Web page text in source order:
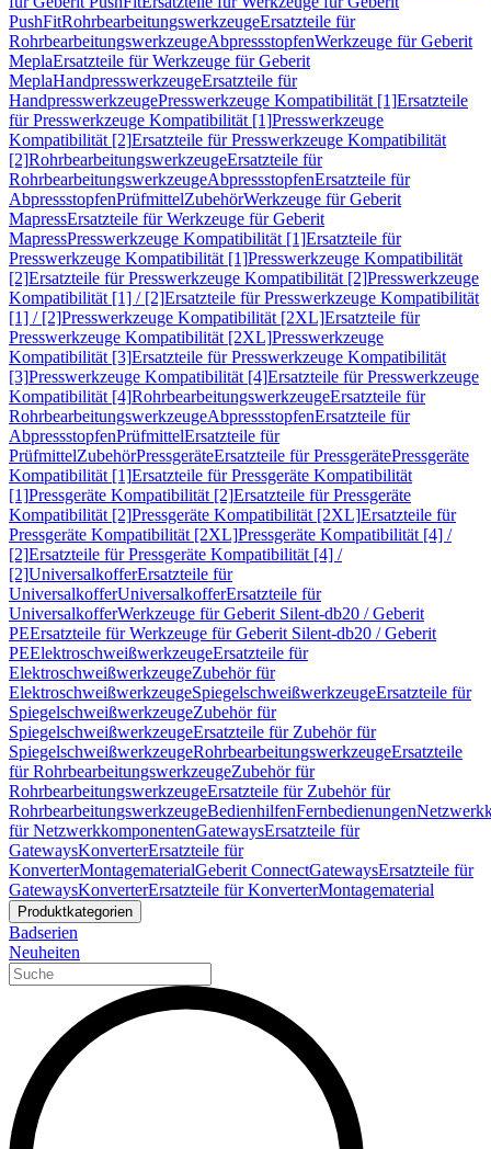
PushFitRohrbearbeitungswerkzeugeErsatzteile für
RohrbearbeitungswerkzeugeAbpressstopfenWerkzeuge für Geberit
MeplaErsatzteile für Werkzeuge für Geberit
MeplaHandpresswerkzeugeErsatzteile für
HandpresswerkzeugePresswerkzeuge Kompatibilität [1]Ersatzteile
für Presswerkzeuge Kompatibilität [1]Presswerkzeuge
Kompatibilität [2]Ersatzteile für Presswerkzeuge Kompatibilität
[2]RohrbearbeitungswerkzeugeErsatzteile für
RohrbearbeitungswerkzeugeAbpressstopfenErsatzteile für
AbpressstopfenPrüfmittelZubehörWerkzeuge für Geberit
MapressErsatzteile für Werkzeuge für Geberit
MapressPresswerkzeuge Kompatibilität [1]Ersatzteile für
Presswerkzeuge Kompatibilität [1]Presswerkzeuge Kompatibilität
[2]Ersatzteile für Presswerkzeuge Kompatibilität [2]Presswerkzeuge
Kompatibilität [1] / [2]Ersatzteile für Presswerkzeuge Kompatibilität
[1] / [2]Presswerkzeuge Kompatibilität [2XL]Ersatzteile für
Presswerkzeuge Kompatibilität [2XL]Presswerkzeuge
Kompatibilität [3]Ersatzteile für Presswerkzeuge Kompatibilität
[3]Presswerkzeuge Kompatibilität [4]Ersatzteile für Presswerkzeuge
Kompatibilität [4]RohrbearbeitungswerkzeugeErsatzteile für
RohrbearbeitungswerkzeugeAbpressstopfenErsatzteile für
AbpressstopfenPrüfmittelErsatzteile für
PrüfmittelZubehörPressgeräteErsatzteile für PressgerätePressgeräte
Kompatibilität [1]Ersatzteile für Pressgeräte Kompatibilität
[1]Pressgeräte Kompatibilität [2]Ersatzteile für Pressgeräte
Kompatibilität [2]Pressgeräte Kompatibilität [2XL]Ersatzteile für
Pressgeräte Kompatibilität [2XL]Pressgeräte Kompatibilität [4] /
[2]Ersatzteile für Pressgeräte Kompatibilität [4] /
[2]UniversalkofferErsatzteile für
UniversalkofferUniversalkofferErsatzteile für
UniversalkofferWerkzeuge für Geberit Silent-db20 / Geberit
PEErsatzteile für Werkzeuge für Geberit Silent-db20 / Geberit
PEElektroschweißwerkzeugeErsatzteile für
ElektroschweißwerkzeugeZubehör für
ElektroschweißwerkzeugeSpiegelschweißwerkzeugeErsatzteile für
SpiegelschweißwerkzeugeZubehör für
SpiegelschweißwerkzeugeErsatzteile für Zubehör für
SpiegelschweißwerkzeugeRohrbearbeitungswerkzeugeErsatzteile
für RohrbearbeitungswerkzeugeZubehör für
RohrbearbeitungswerkzeugeErsatzteile für Zubehör für
RohrbearbeitungswerkzeugeBedienhilfenFernbedienungen
für NetzwerkkomponentenGatewaysErsatzteile für
GatewaysKonverterErsatzteile für
KonverterMontagematerialGeberit ConnectGatewaysErsatzteile für
GatewaysKonverterErsatzteile für KonverterMontagematerial
Produktkategorien
Badserien
Neuheiten